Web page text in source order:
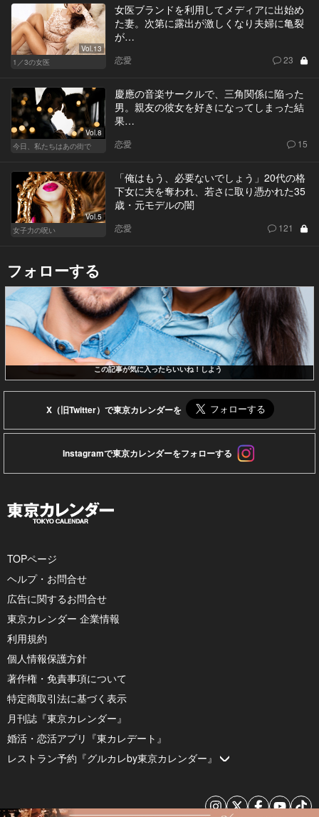
Vol.13
1／3の女医
女医ブランドを利用してメディアに出始め
た妻。次第に露出が激しくなり夫婦に亀裂
が…
恋愛 23
Vol.8
今日、私たちはあの街で
慶應の音楽サークルで、三角関係に陥った
男。親友の彼女を好きになってしまった結
果…
恋愛 15
Vol.5
女子力の呪い
「俺はもう、必要ないでしょう」20代の格
下女に夫を奪われ、若さに取り憑かれた35
歳・元モデルの闇
恋愛 121
フォローする
この記事が気に入ったらいいね！しよう
X（旧Twitter）で東京カレンダーを
Instagramで東京カレンダーをフォローする
TOPページ
ヘルプ・お問合せ
広告に関するお問合せ
東京カレンダー 企業情報
利用規約
個人情報保護方針
著作権・免責事項について
特定商取引法に基づく表示
月刊誌『東京カレンダー』
婚活・恋活アプリ『東カレデート』
レストラン予約『グルカレby東京カレンダー』